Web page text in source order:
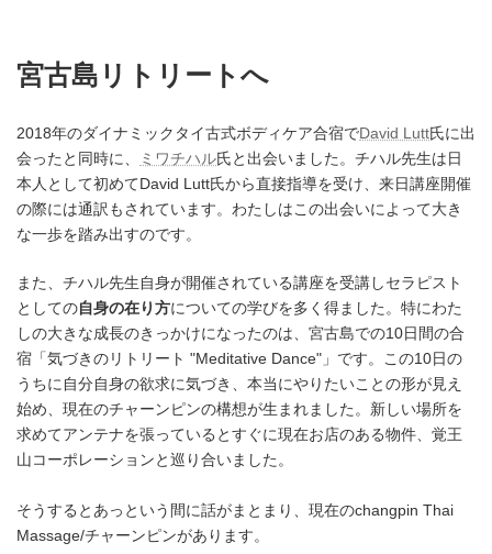
宮古島リトリートへ
2018年のダイナミックタイ古式ボディケア合宿でDavid Lutt氏に出
会ったと同時に、
ミワチハル氏と出会いました。チハル先生は日
本人として初めてDavid Lutt氏から直接指導を受け、来日講座開催
の際には通訳もされています。わたしはこの出会いによって大き
な一歩を踏み出すのです。
また、チハル先生自身が開催されている講座を受講しセラピスト
としての自身の在り方についての学びを多く得ました。特にわた
しの大きな成長のきっかけになったのは、宮古島での10日間の合
宿「気づきのリトリート "Meditative Dance"」です。この10日の
うちに自分自身の欲求に気づき、本当にやりたいことの形が見え
始め、現在のチャーンピンの構想が生まれました。新しい場所を
求めてアンテナを張っているとすぐに現在お店のある物件、覚王
山コーポレーションと巡り合いました。
そうするとあっという間に話がまとまり、現在のchangpin Thai
Massage/チャーンピンがあります。